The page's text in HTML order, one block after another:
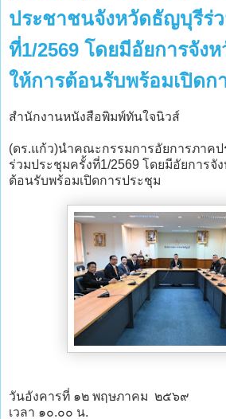
ประชาชนจังหวัดธัญบุรีร่
ที่1/2569 โดยมีอัยการจัง
ให้การต้อนรับพร้อมเปิดก
สำนักงานหนังสือพิมพ์ทันใจนิวส์
(ดร.แก้ว)นำคณะกรรมการอัยการภาค
ร่วมประชุมครั้งที่1/2569 โดยมีอัยการจั
ต้อนรับพร้อมเปิดการประชุม
วันอังคารที่ ๑๒ พฤษภาคม ๒๕๖๙
เวลา ๑๐.๐๐ น.